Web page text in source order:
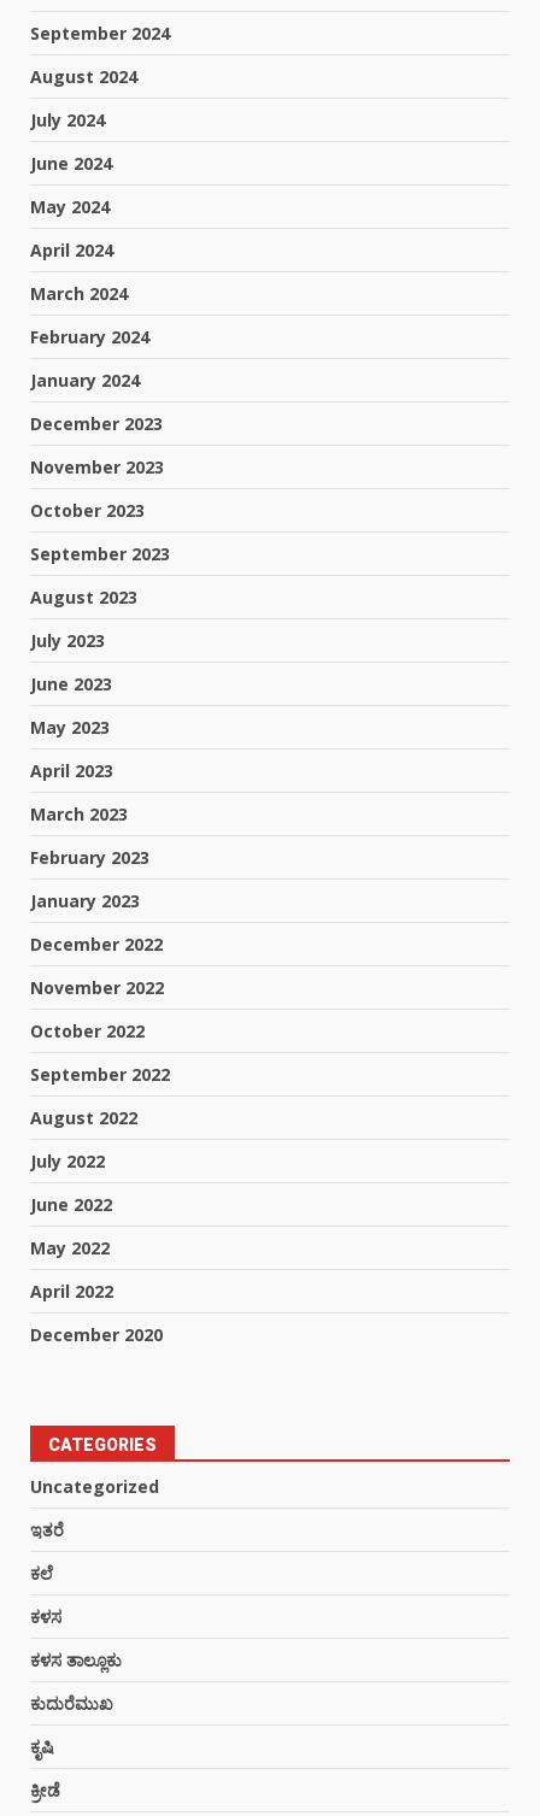
September 2024
August 2024
July 2024
June 2024
May 2024
April 2024
March 2024
February 2024
January 2024
December 2023
November 2023
October 2023
September 2023
August 2023
July 2023
June 2023
May 2023
April 2023
March 2023
February 2023
January 2023
December 2022
November 2022
October 2022
September 2022
August 2022
July 2022
June 2022
May 2022
April 2022
December 2020
CATEGORIES
Uncategorized
ಇತರೆ
ಕಲೆ
ಕಳಸ
ಕಳಸ ತಾಲ್ಲೂಕು
ಕುದುರೆಮುಖ
ಕೃಷಿ
ಕ್ರೀಡೆ